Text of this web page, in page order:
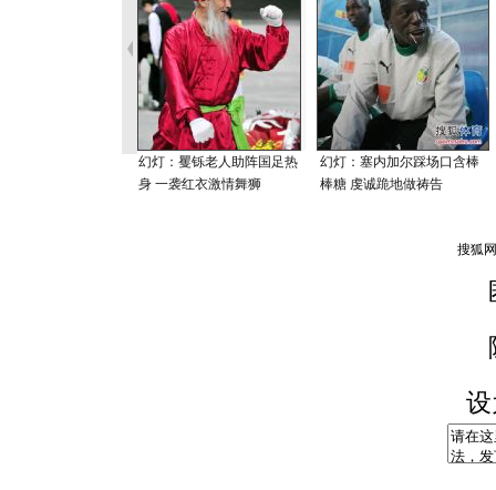
幻灯：矍铄老人助阵国足热
身 一袭红衣激情舞狮
幻灯：塞内加尔踩场口含棒
棒糖 虔诚跪地做祷告